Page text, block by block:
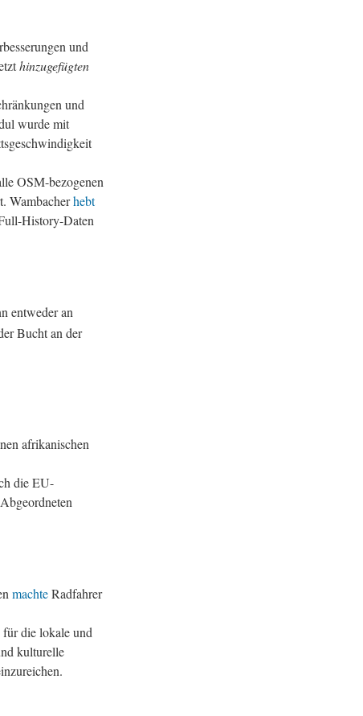
und
hinzugefügten
und
wurde mit
OSM-bezogenen
Wambacherhebt
History-Daten
entweder an
Bucht an der
afrikanischen
die EU-
machteRadfahrer
die lokale und
kulturelle